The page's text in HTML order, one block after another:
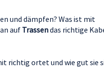
und dämpfen? Was ist mit
aufTrassendas richtige
richtig ortet und wie gut sie